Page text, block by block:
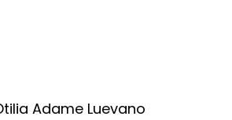
Adame Luevano